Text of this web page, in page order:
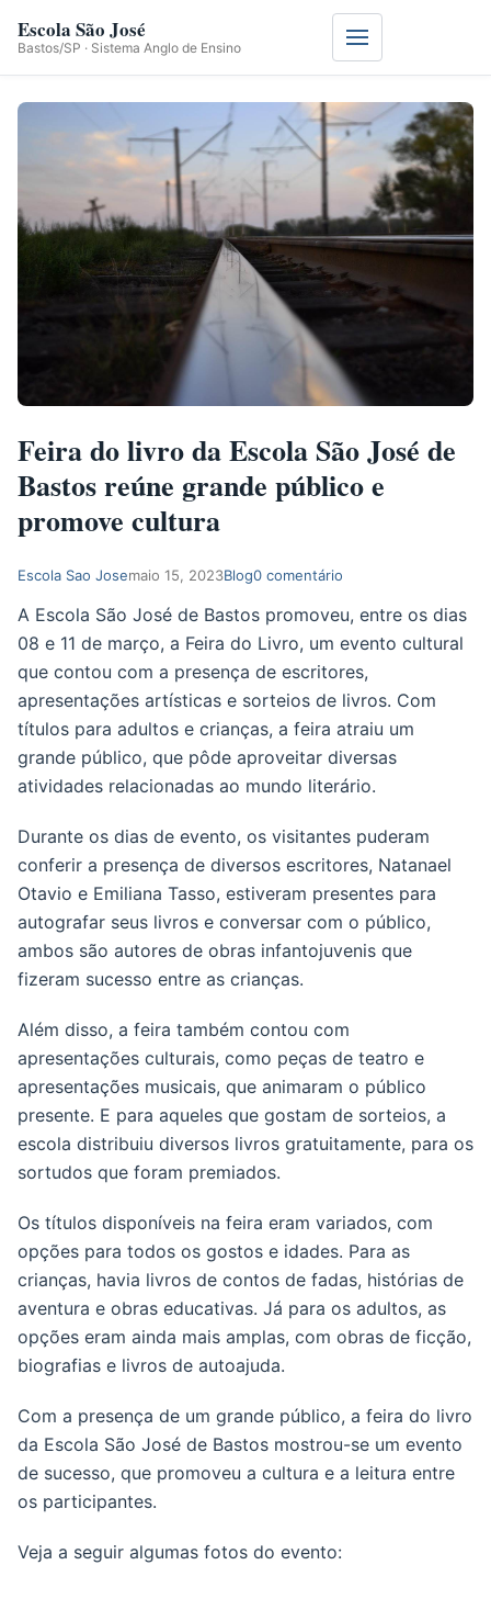
Escola São José
Bastos/SP · Sistema Anglo de Ensino Menu
Feira do livro da Escola São José de
Bastos reúne grande público e
promove cultura
Escola Sao Josemaio 15, 2023Blog0 comentário
A Escola São José de Bastos promoveu, entre os dias
08 e 11 de março, a Feira do Livro, um evento cultural
que contou com a presença de escritores,
apresentações artísticas e sorteios de livros. Com
títulos para adultos e crianças, a feira atraiu um
grande público, que pôde aproveitar diversas
atividades relacionadas ao mundo literário.
Durante os dias de evento, os visitantes puderam
conferir a presença de diversos escritores, Natanael
Otavio e Emiliana Tasso, estiveram presentes para
autografar seus livros e conversar com o público,
ambos são autores de obras infantojuvenis que
fizeram sucesso entre as crianças.
Além disso, a feira também contou com
apresentações culturais, como peças de teatro e
apresentações musicais, que animaram o público
presente. E para aqueles que gostam de sorteios, a
escola distribuiu diversos livros gratuitamente, para os
sortudos que foram premiados.
Os títulos disponíveis na feira eram variados, com
opções para todos os gostos e idades. Para as
crianças, havia livros de contos de fadas, histórias de
aventura e obras educativas. Já para os adultos, as
opções eram ainda mais amplas, com obras de ficção,
biografias e livros de autoajuda.
Com a presença de um grande público, a feira do livro
da Escola São José de Bastos mostrou-se um evento
de sucesso, que promoveu a cultura e a leitura entre
os participantes.
Veja a seguir algumas fotos do evento: